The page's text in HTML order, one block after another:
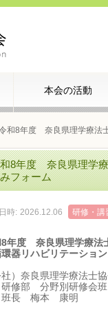
本会の活動
和8年度 奈良県理学療法
8年度 奈良県理学
フォーム
時: 2026.12.06 研修・講
8年度 奈良県理学療法
環器リハビリテーショ
社）奈良県理学療法士
部 分野別研修会班
梅本 康明